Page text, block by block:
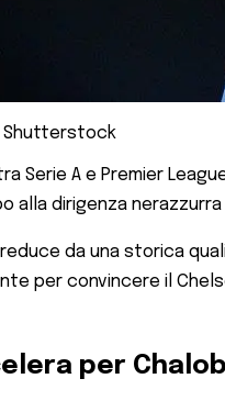
Shutterstock
Serie A e Premier
alla dirigenza
da una storica
per convincere il
per